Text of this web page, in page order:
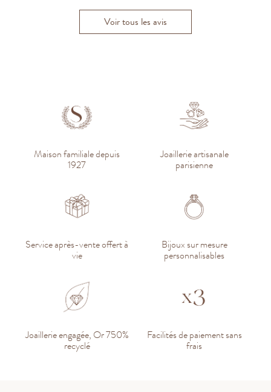
Voir tous les avis
Maison familiale depuis
1927
Joaillerie artisanale
parisienne
Service après-vente offert à
vie
Bijoux sur mesure
personnalisables
Joaillerie engagée, Or 750%
recyclé
Facilités de paiement sans
frais